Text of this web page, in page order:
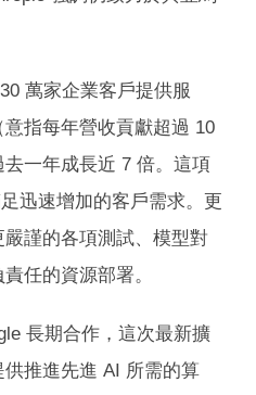
萬家企業客戶提供服
指每年營收貢獻超過 10
一年成長近 7 倍。這項
迅速增加的客戶需求。更
謹的各項測試、模型對
任的資源部署。
長期合作，這次最新擴
推進先進 AI 所需的算